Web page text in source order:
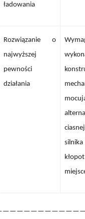
ładowania
Rozwiązanie o
najwyższej
pewności
działania
silnika